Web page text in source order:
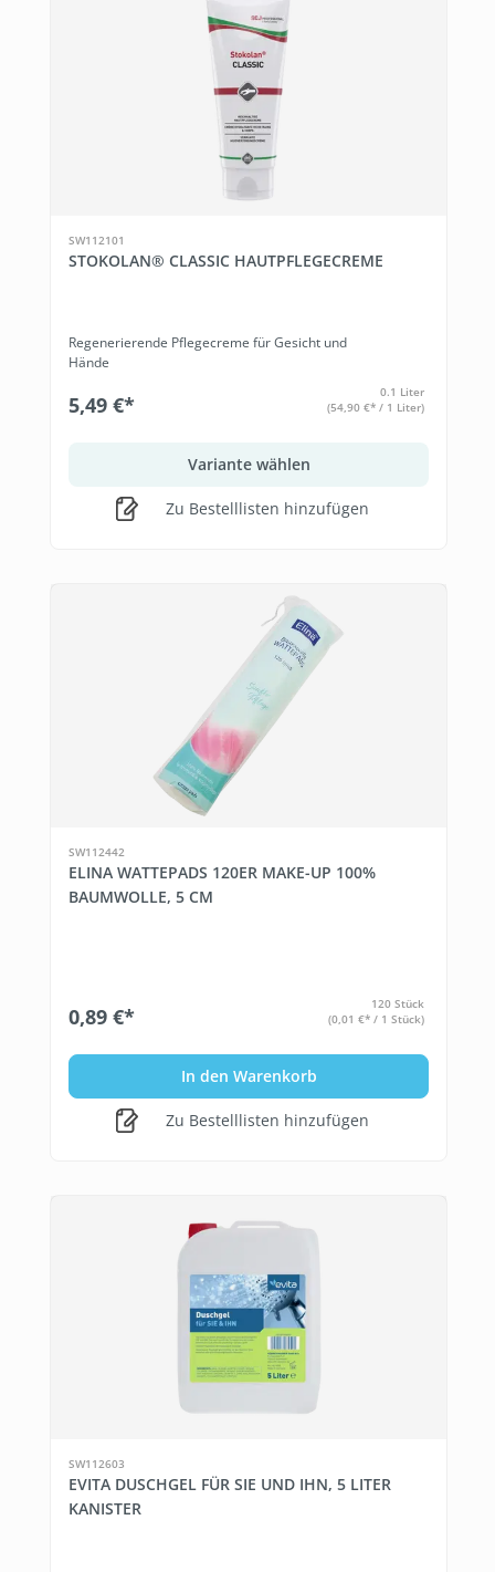
SW112101
STOKOLAN® CLASSIC HAUTPFLEGECREME
Regenerierende Pflegecreme für Gesicht und
Hände
5,49 €*
0.1 Liter
(54,90 €* / 1 Liter)
Variante wählen
Zu Bestelllisten hinzufügen
SW112442
ELINA WATTEPADS 120ER MAKE-UP 100%
BAUMWOLLE, 5 CM
0,89 €*
120 Stück
(0,01 €* / 1 Stück)
In den Warenkorb
Zu Bestelllisten hinzufügen
SW112603
EVITA DUSCHGEL FÜR SIE UND IHN, 5 LITER
KANISTER